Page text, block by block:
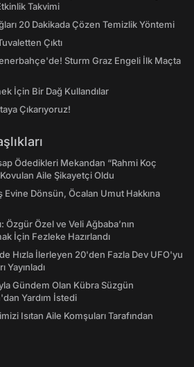
Takvimi
20 Dakikada Çözen Temizlik Yöntemi
Çıktı
Sturm Graz Engeli İlk Maçta
İçin Bir Dağ Kullandılar
Çıkarıyoruz!
Ödedikleri Mekandan “Rahmi Koç
Aile Şikayetçi Oldu
Evine Dönsün, Öcalan Umut Hakkına
Özel ve Veli Ağbaba’nın
İçin Fezleke Hazırlandı
Hızla İlerleyen 20'den Fazla Dev UFO'yu
Yayınladı
Gündem Olan Kübra Süzgün
Yardım İstedi
Isıtan Aile Komşuları Tarafından